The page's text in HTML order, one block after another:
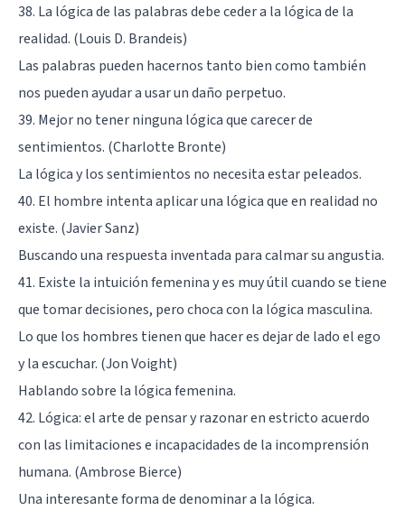
38. La lógica de las palabras debe ceder a la lógica de la
realidad. (Louis D. Brandeis)
Las palabras pueden hacernos tanto bien como también
nos pueden ayudar a usar un daño perpetuo.
39. Mejor no tener ninguna lógica que carecer de
sentimientos. (Charlotte Bronte)
La lógica y los sentimientos no necesita estar peleados.
40. El hombre intenta aplicar una lógica que en realidad no
existe. (Javier Sanz)
Buscando una respuesta inventada para calmar su angustia.
41. Existe la intuición femenina y es muy útil cuando se tiene
que tomar decisiones, pero choca con la lógica masculina.
Lo que los hombres tienen que hacer es dejar de lado el ego
y la escuchar. (Jon Voight)
Hablando sobre la lógica femenina.
42. Lógica: el arte de pensar y razonar en estricto acuerdo
con las limitaciones e incapacidades de la incomprensión
humana. (Ambrose Bierce)
Una interesante forma de denominar a la lógica.